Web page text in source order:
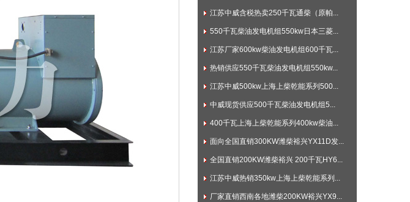
江苏中威含税热卖250千瓦通柴（原帕...
550千瓦柴油发电机组550kw日本三菱...
江苏厂家600kw柴油发电机组600千瓦...
热销供应550千瓦柴油发电机组550kw...
江苏中威500kw上海上柴乾能系列500...
中威现货供应500千瓦柴油发电机组5...
400千瓦上海上柴乾能系列400kw柴油...
面向全国直销300KW潍柴裕兴YX11D发...
全国直销200KW潍柴裕兴 200千瓦HY6...
江苏中威热销350kw上海上柴乾能系列...
厂家直销西南各地潍柴200KW裕兴YX9...